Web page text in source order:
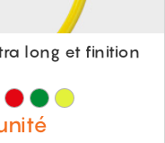
long et finition